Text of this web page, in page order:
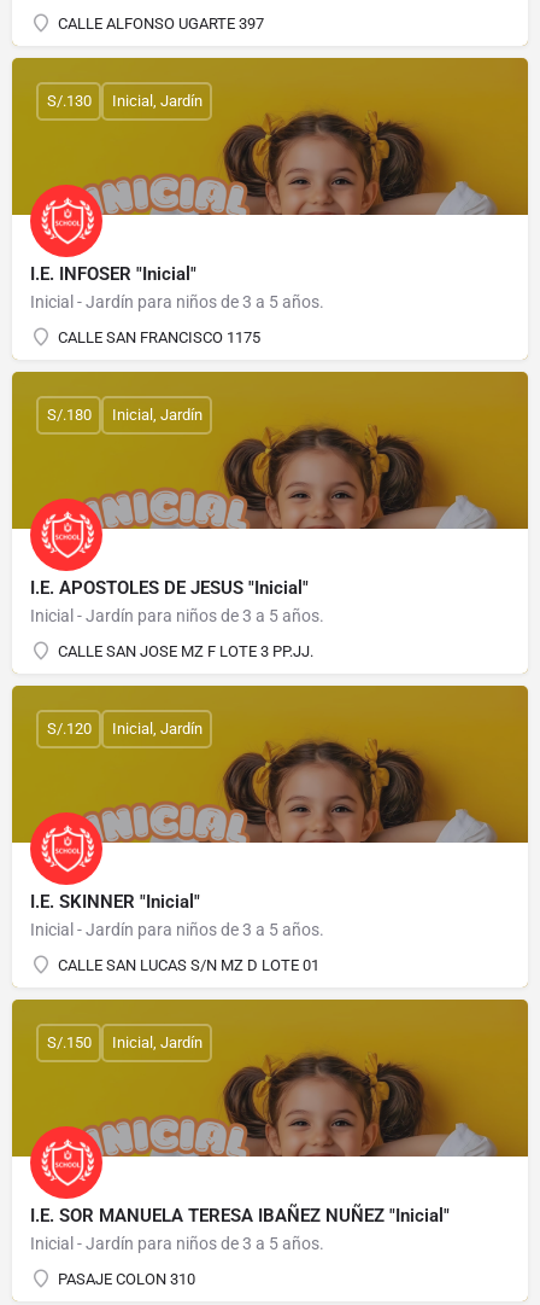
CALLE ALFONSO UGARTE 397
I.E. INFOSER "Inicial"
Inicial - Jardín para niños de 3 a 5 años.
CALLE SAN FRANCISCO 1175
S/.130 Inicial, Jardín
I.E. APOSTOLES DE JESUS "Inicial"
Inicial - Jardín para niños de 3 a 5 años.
CALLE SAN JOSE MZ F LOTE 3 PP.JJ.
S/.180 Inicial, Jardín
I.E. SKINNER "Inicial"
Inicial - Jardín para niños de 3 a 5 años.
CALLE SAN LUCAS S/N MZ D LOTE 01
S/.120 Inicial, Jardín
I.E. SOR MANUELA TERESA IBAÑEZ NUÑEZ "Inicial"
Inicial - Jardín para niños de 3 a 5 años.
PASAJE COLON 310
S/.150 Inicial, Jardín